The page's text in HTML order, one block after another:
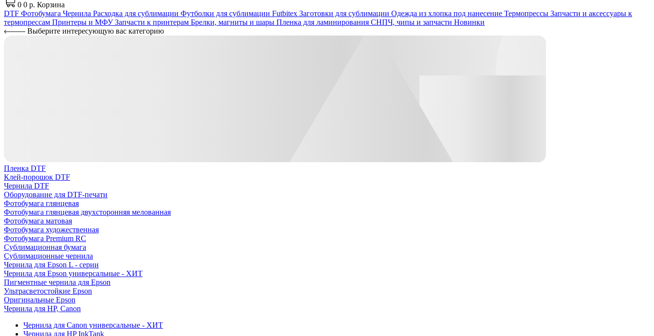
0 0 р. Корзина
DTF Фотобумага Чернила Расходка для сублимации Футболки для сублимации Futbitex Заготовки для сублимации Одежда из хлопка под нанесение Термопрессы Запчасти и аксессуары к
термопрессам Принтеры и МФУЗапчасти к принтерам Брелки, магниты и шары Пленка для ламинирования СНПЧ, чипы и запчасти Новинки
Выберите интересующую вас категорию
Пленка DTF
Клей-порошок DTF
Чернила DTF
Оборудование для DTF-печати
Фотобумага глянцевая
Фотобумага глянцевая двухсторонняя мелованная
Фотобумага матовая
Фотобумага художественная
Фотобумага Premium RC
Сублимационная бумага
Сублимационные чернила
Чернила для Epson L - серии
Чернила для Epson универсальные - ХИТ
Пигментные чернила для Epson
Ультрасветостойкие Epson
Оригинальные Epson
Чернила для HP, Canon
Чернила для Canon универсальные - ХИТ
Чернила для HP InkTank